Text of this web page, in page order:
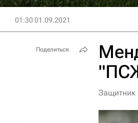
01:30 01.09.2021
Защитник
Поделиться